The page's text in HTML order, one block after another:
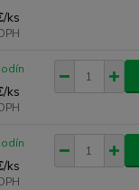
/ks
/ks
/ks